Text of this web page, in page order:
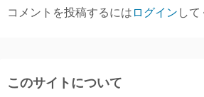
コメントを投稿するには ログイン して
このサイトについて